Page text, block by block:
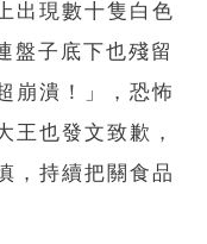
出現數十隻白色
盤子底下也殘留
崩潰！」，恐怖
王也發文致歉，
，持續把關食品